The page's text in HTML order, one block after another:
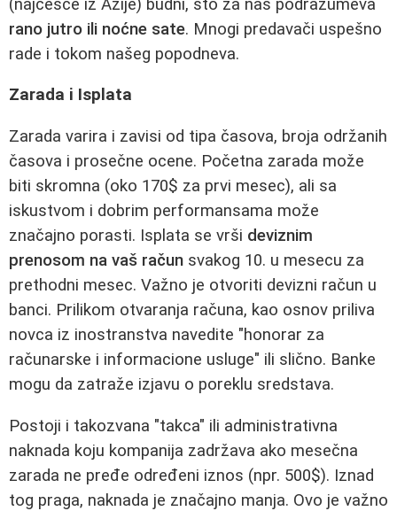
(najčešće iz Azije) budni, što za nas podrazumeva
rano jutro ili noćne sate. Mnogi predavači uspešno
rade i tokom našeg popodneva.
Zarada i Isplata
Zarada varira i zavisi od tipa časova, broja održanih
časova i prosečne ocene. Početna zarada može
biti skromna (oko 170$ za prvi mesec), ali sa
iskustvom i dobrim performansama može
značajno porasti. Isplata se vrši deviznim
prenosom na vaš račun svakog 10. u mesecu za
prethodni mesec. Važno je otvoriti devizni račun u
banci. Prilikom otvaranja računa, kao osnov priliva
novca iz inostranstva navedite "honorar za
računarske i informacione usluge" ili slično. Banke
mogu da zatraže izjavu o poreklu sredstava.
Postoji i takozvana "takса" ili administrativna
naknada koju kompanija zadržava ako mesečna
zarada ne pređe određeni iznos (npr. 500$). Iznad
tog praga, naknada je značajno manja. Ovo je važno